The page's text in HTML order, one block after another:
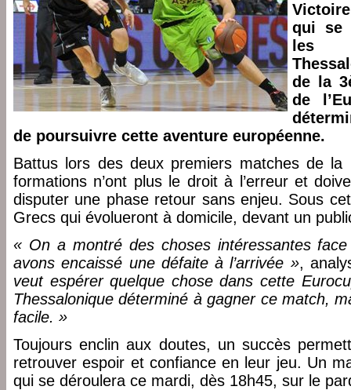
qui se
les
de la
de
de poursuivre cette aventure européenne.
Battus lors des deux premiers matches de
formations n’ont plus le droit à l’erreur et
disputer une phase retour sans enjeu. Sous
Grecs qui évolueront à domicile, devant un
« On a montré des choses intéressantes
avons encaissé une défaite à l’arrivée »,
veut espérer quelque chose dans cette
Thessalonique déterminé à gagner ce match,
facile. »
Toujours enclin aux doutes, un succès
retrouver espoir et confiance en leur jeu. Un
qui se déroulera ce mardi, dès 18h45, sur le